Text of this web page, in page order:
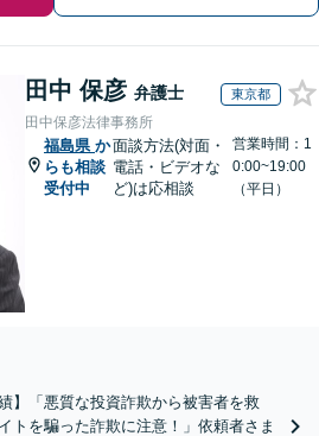
田中 保彦 弁護士 東京都
田中保彦法律事務所
福島県 か
らも相談
受付中
面談方法(対面・
電話・ビデオな
ど)は応相談
営業時間：1
0:00~19:00
（平日）
】「悪質な投資詐欺から被害者を救
トを騙った詐欺に注意！」依頼者さま